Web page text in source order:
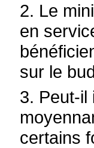
2. Le
en
sur le
3. Peut-il
certains